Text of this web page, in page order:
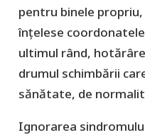
pentru binele
înţelese
ultimul rând,
drumul schimbării
sănătate, de
Ignorarea